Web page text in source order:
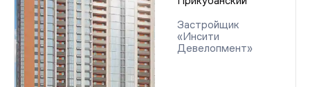
Застройщик
«Инсити
Девелопмент»